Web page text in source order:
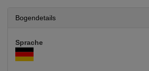
Bogendetails
Sprache